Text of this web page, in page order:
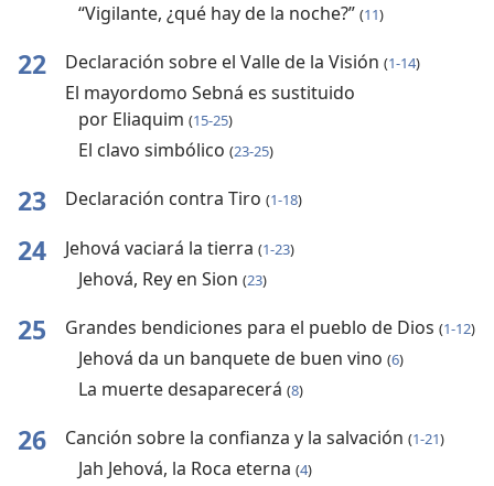
“Vigilante, ¿qué hay de la noche?” (11)
22 Declaración sobre el Valle de la Visión (1-14)
El mayordomo Sebná es sustituido
por Eliaquim (15-25)
El clavo simbólico (23-25)
23 Declaración contra Tiro (1-18)
24 Jehová vaciará la tierra (1-23)
Jehová, Rey en Sion (23)
25 Grandes bendiciones para el pueblo de Dios (1-12)
Jehová da un banquete de buen vino (6)
La muerte desaparecerá (8)
26 Canción sobre la confianza y la salvación (1-21)
Jah Jehová, la Roca eterna (4)